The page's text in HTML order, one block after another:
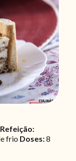
frio Doses:8